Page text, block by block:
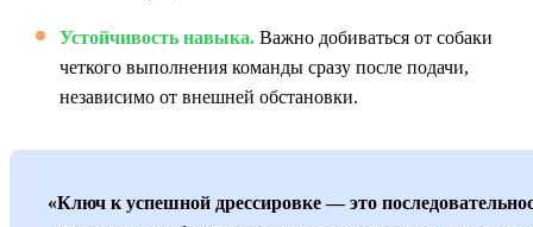
Устойчивость навыка. Важно добиваться от собаки
четкого выполнения команды сразу после подачи,
независимо от внешней обстановки.
«Ключ к успешной дрессировке — это